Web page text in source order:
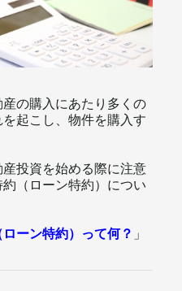
の購入にあたり多くの
起こし、物件を購入す
投資を始める際に注意
（ローン特約）につい
ーン特約）って何？ 」